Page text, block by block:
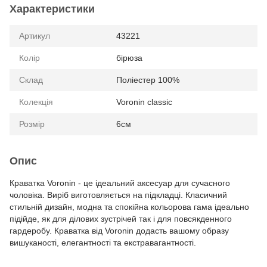
Характеристики
Артикул 43221
Колір бірюза
Склад Поліестер 100%
Колекція Voronin classic
Розмір 6см
Опис
Краватка Voronin - це ідеальний аксесуар для сучасного
чоловіка. Виріб виготовляється на підкладці. Класичний
стильній дизайн, модна та спокійна кольорова гама ідеально
підійде, як для ділових зустрічей так і для повсякденного
гардеробу. Краватка від Voronin додасть вашому образу
вишуканості, елегантності та екстравагантності.